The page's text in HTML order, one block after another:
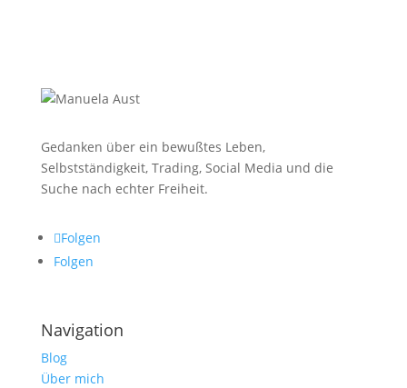
Gedanken über ein bewußtes Leben,
Selbstständigkeit, Trading, Social Media und die
Suche nach echter Freiheit.
Folgen
Folgen
Navigation
Blog
Über mich